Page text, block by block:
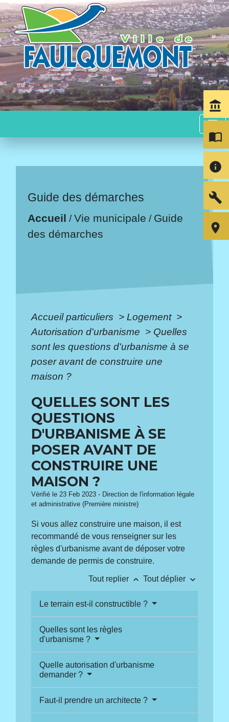
menu
Guide des démarches
Accueil /Vie municipale / Guide
des démarches
Accueil particuliers > Logement >
Autorisation d'urbanisme > Quelles
sont les questions d'urbanisme à se
poser avant de construire une
maison ?
QUELLES SONT LES
QUESTIONS
D'URBANISME À SE
POSER AVANT DE
CONSTRUIRE UNE
MAISON ?
Vérifié le 23 Feb 2023 - Direction de l'information légale
et administrative (Première ministre)
Si vous allez construire une maison, il est
recommandé de vous renseigner sur les
règles d'urbanisme avant de déposer votre
demande de permis de construire.
Tout replier keyboard_arrow_up Tout déplier keyboard_arrow_down
Le terrain est-il constructible ?
Quelles sont les règles
d'urbanisme ?
Quelle autorisation d'urbanisme
demander ?
Faut-il prendre un architecte ?
account_balance
import_contacts
info
build
room